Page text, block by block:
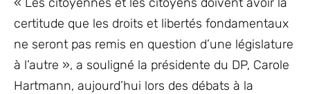
certitude que les droits et libertés fondamentaux
ne seront pas remis en question d’une législature
à l’autre », a souligné la présidente du DP, Carole
Hartmann, aujourd’hui lors des débats à la